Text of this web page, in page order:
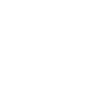
pulido
suelos de mármol
mostrando una